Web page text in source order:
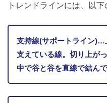
トレンドラインには、以下
支持線(サポートライン)…
支えている線。切り上が
中で谷と谷を直線で結ん